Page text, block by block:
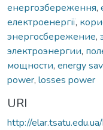
енергозбереження,
електроенергії,
энергосбережение,
электроэнергии,
мощности, energy
power, losses power
URI
http://